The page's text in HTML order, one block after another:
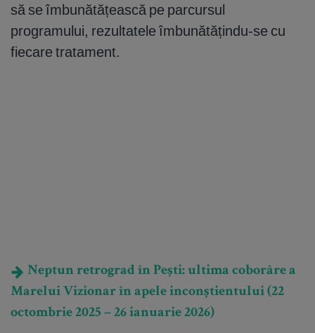
să se îmbunătățească pe parcursul
programului, rezultatele îmbunătățindu-se cu
fiecare tratament.
Neptun retrograd în Pești: ultima coborâre a
Marelui Vizionar în apele inconștientului (22
octombrie 2025 – 26 ianuarie 2026)